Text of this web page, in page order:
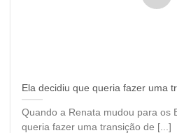
Ela decidiu que queria fazer uma
Quando a Renata mudou para os
queria fazer uma transição de [...]